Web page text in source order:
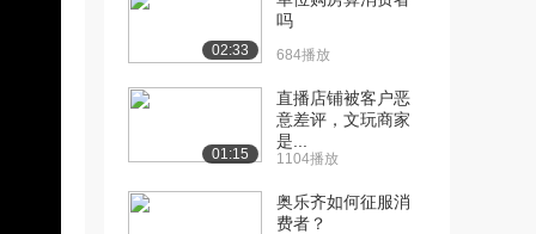
02:33
吗
684播放
01:15
直播店铺被客户恶
意差评，文玩商家
是...
1104播放
奥乐齐如何征服消
费者？